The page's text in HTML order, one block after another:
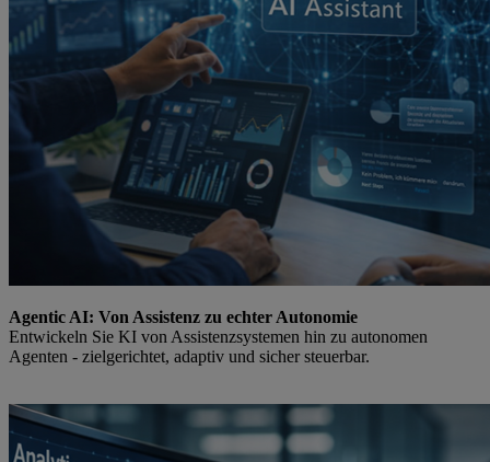
Agentic AI: Von Assistenz zu echter Autonomie
Entwickeln Sie KI von Assistenzsystemen hin zu autonomen
Agenten - zielgerichtet, adaptiv und sicher steuerbar.